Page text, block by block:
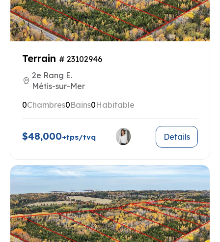
Terrain # 23102946
2e Rang E.
Métis-sur-Mer
0Chambres0Bains0Habitable
$48,000+tps/tvq Details